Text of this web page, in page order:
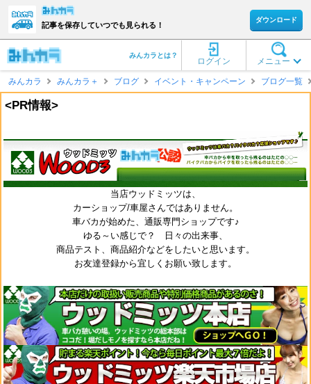
記事を保存していつでも見られる！
ダウンロード
メニュー
ログイン
みんカラとは？
みんカラ みんカラ＋ ブログ イベント・キャンペーン ブログ一覧
<PR情報>
当店ウッドミッツは、
カーショップ/車屋さんではありません。
車バカが始めた、通販専門ショップです♪
ゆる～い感じで？ 日々の出来事、
商品テスト、商品紹介などをしたいと思います。
お友達登録から宜しくお願い致します。